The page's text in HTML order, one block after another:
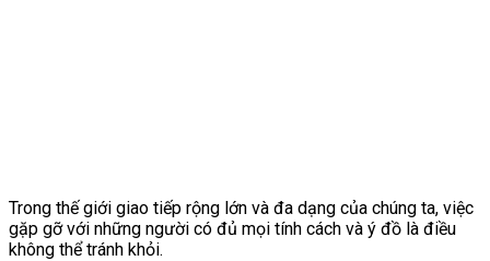
Trong thế giới giao tiếp rộng lớn và đa dạng của chúng ta, việc
gặp gỡ với những người có đủ mọi tính cách và ý đồ là điều
không thể tránh khỏi.